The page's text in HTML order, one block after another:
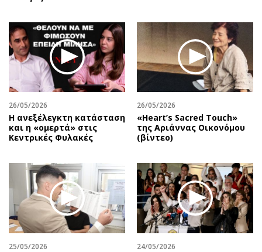
26/05/2026
Η ανεξέλεγκτη κατάσταση
και η «ομερτά» στις
Κεντρικές Φυλακές
26/05/2026
«Heart’s Sacred Touch»
της Αριάννας Οικονόμου
(βίντεο)
25/05/2026 24/05/2026